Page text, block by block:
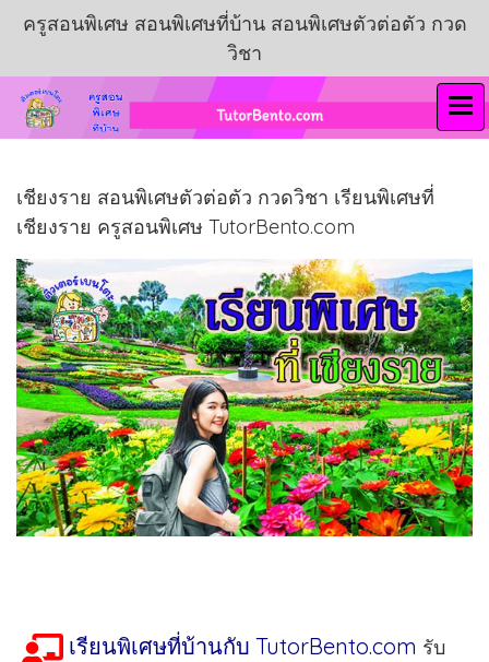
ครูสอนพิเศษ สอนพิเศษที่บ้าน สอนพิเศษตัวต่อตัว กวด
วิชา
เชียงราย สอนพิเศษตัวต่อตัว กวดวิชา เรียนพิเศษที่
เชียงราย ครูสอนพิเศษ TutorBento.com
เรียนพิเศษที่บ้านกับ TutorBento.com รับ